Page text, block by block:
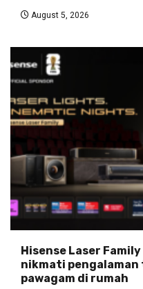
August 5, 2026
Hisense Laser
nikmati
pawagam di rumah